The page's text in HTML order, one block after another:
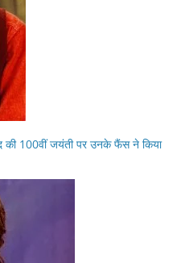
की 100वीं जयंती पर उनके फैंस ने किया